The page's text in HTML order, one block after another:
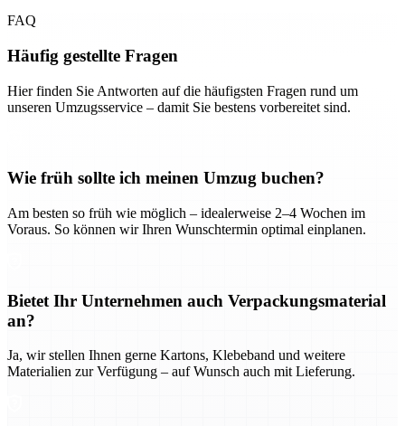
FAQ
Häufig gestellte Fragen
Hier finden Sie Antworten auf die häufigsten Fragen rund um
unseren Umzugsservice – damit Sie bestens vorbereitet sind.
Wie früh sollte ich meinen Umzug buchen?
Am besten so früh wie möglich – idealerweise 2–4 Wochen im
Voraus. So können wir Ihren Wunschtermin optimal einplanen.
Bietet Ihr Unternehmen auch Verpackungsmaterial
an?
Ja, wir stellen Ihnen gerne Kartons, Klebeband und weitere
Materialien zur Verfügung – auf Wunsch auch mit Lieferung.